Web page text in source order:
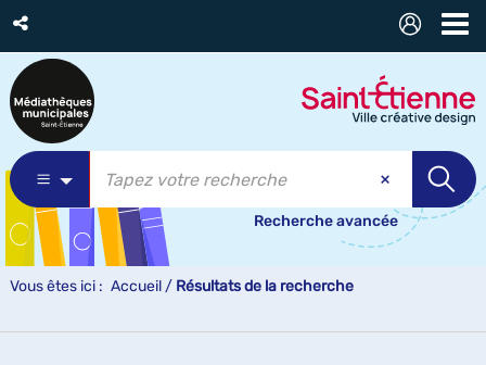
Recherche avancée
Vous êtes ici : Accueil / Résultats de la recherche